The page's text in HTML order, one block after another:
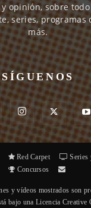
opinión, sobre
series, programas
más.
SÍGUENOS
Red Carpet
Concursos
y vídeos mostrados son
bajo una Licencia